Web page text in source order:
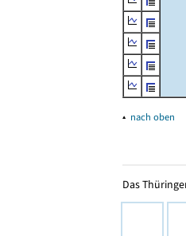
▴ nach oben
Das